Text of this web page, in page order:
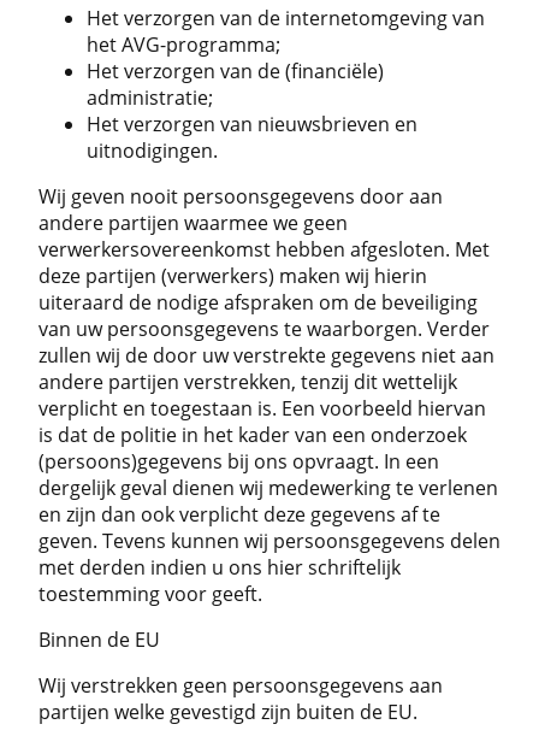
Het verzorgen van de internetomgeving van
het AVG-programma;
Het verzorgen van de (financiële)
administratie;
Het verzorgen van nieuwsbrieven en
uitnodigingen.
Wij geven nooit persoonsgegevens door aan
andere partijen waarmee we geen
verwerkersovereenkomst hebben afgesloten. Met
deze partijen (verwerkers) maken wij hierin
uiteraard de nodige afspraken om de beveiliging
van uw persoonsgegevens te waarborgen. Verder
zullen wij de door uw verstrekte gegevens niet aan
andere partijen verstrekken, tenzij dit wettelijk
verplicht en toegestaan is. Een voorbeeld hiervan
is dat de politie in het kader van een onderzoek
(persoons)gegevens bij ons opvraagt. In een
dergelijk geval dienen wij medewerking te verlenen
en zijn dan ook verplicht deze gegevens af te
geven. Tevens kunnen wij persoonsgegevens delen
met derden indien u ons hier schriftelijk
toestemming voor geeft.
Binnen de EU
Wij verstrekken geen persoonsgegevens aan
partijen welke gevestigd zijn buiten de EU.